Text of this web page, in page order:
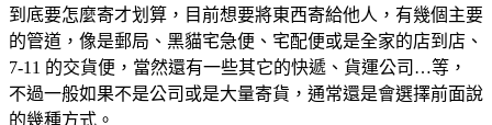
到底要怎麼寄才划算，目前想要將東西寄給他人，有幾個主要
的管道，像是郵局、黑貓宅急便、宅配便或是全家的店到店、
7-11 的交貨便，當然還有一些其它的快遞、貨運公司…等，
不過一般如果不是公司或是大量寄貨，通常還是會選擇前面說
的幾種方式。